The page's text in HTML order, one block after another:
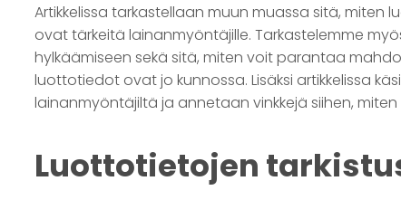
Artikkelissa tarkastellaan muun muassa sitä, miten
ovat tärkeitä lainanmyöntäjille. Tarkastelemme
hylkäämiseen sekä sitä, miten voit parantaa
luottotiedot ovat jo kunnossa. Lisäksi artikkelissa
lainanmyöntäjiltä ja annetaan vinkkejä siihen,
Luottotietojen